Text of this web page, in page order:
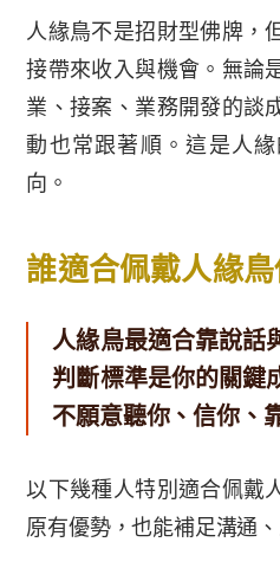
人緣鳥不是招財型佛牌，
接帶來收入與機會。無論
業、接案、業務開發的談
動也常跟著順。這是人
向。
誰適合佩戴人緣
人緣鳥最適合靠說話
判斷標準是你的關鍵
不願意聽你、信你、
以下幾種人特別適合佩戴
原有優勢，也能補足溝通